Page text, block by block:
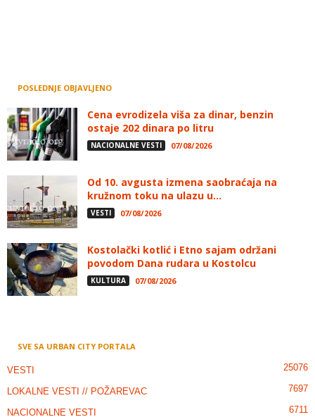
POSLEDNJE OBJAVLJENO
Cena evrodizela viša za dinar, benzin
ostaje 202 dinara po litru
NACIONALNE VESTI 07/08/2026
Od 10. avgusta izmena saobraćaja na
kružnom toku na ulazu u...
VESTI 07/08/2026
Kostolački kotlić i Etno sajam održani
povodom Dana rudara u Kostolcu
KULTURA 07/08/2026
SVE SA URBAN CITY PORTALA
VESTI 25076
LOKALNE VESTI // POŽAREVAC 7697
NACIONALNE VESTI 6711